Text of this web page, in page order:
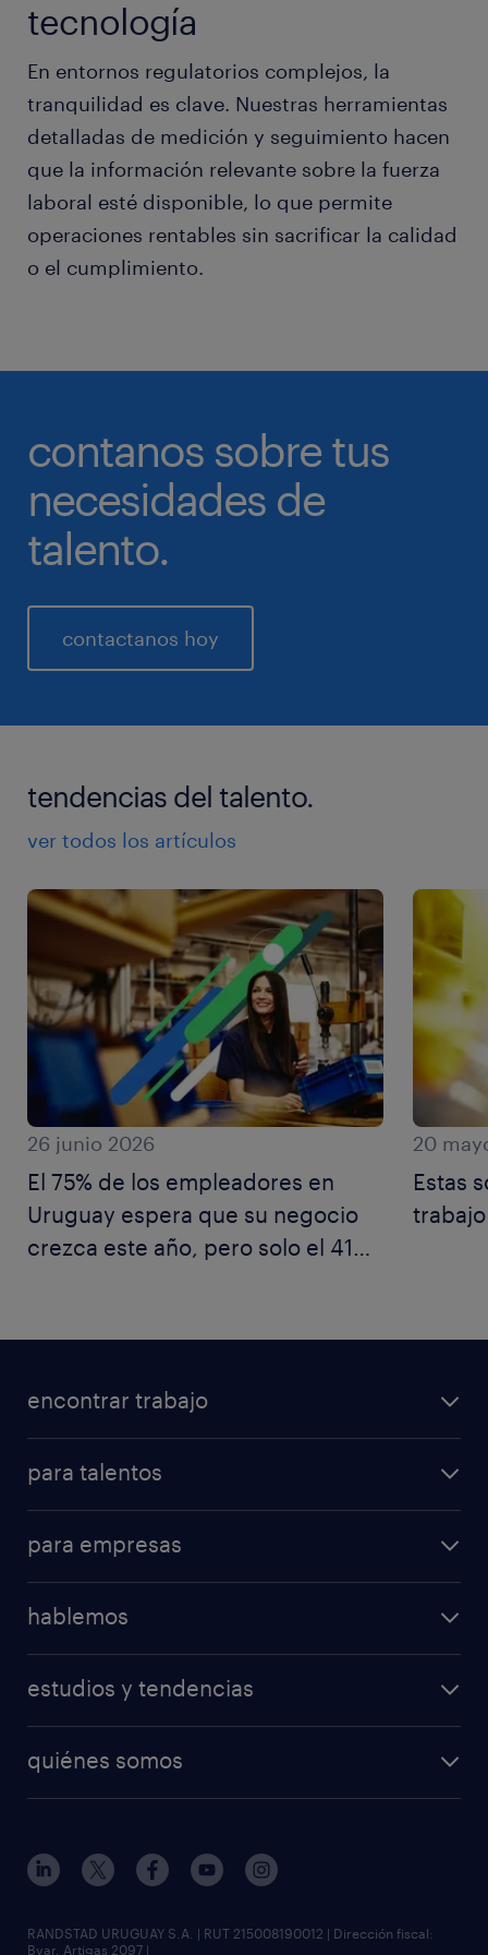
tecnología
En entornos regulatorios complejos, la
tranquilidad es clave. Nuestras herramientas
detalladas de medición y seguimiento hacen
que la información relevante sobre la fuerza
laboral esté disponible, lo que permite
operaciones rentables sin sacrificar la calidad
o el cumplimiento.
contanos sobre tus
necesidades de
talento.
contactanos hoy
tendencias del talento.
ver todos los artículos
26 junio 2026
El 75% de los empleadores en
Uruguay espera que su negocio
crezca este año, pero solo el 41%
20
Estas
encontrar trabajo
para talentos
para empresas
hablemos
estudios y tendencias
quiénes somos
RANDSTAD URUGUAY S.A. | RUT 215008190012 | Dirección fiscal:
Bvar. Artigas 2097 |